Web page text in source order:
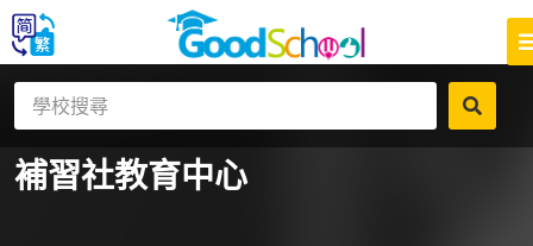
補習社教育中心